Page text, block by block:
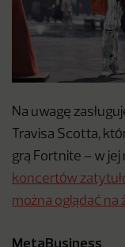
Na uwagę
Travisa Scotta,
grą Fortnite – w jej
koncertów
można oglądać na
MetaBusiness